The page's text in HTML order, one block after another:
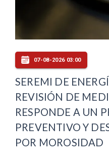
07-08-2026 03:00
SEREMI DE
REVISIÓN DE
RESPONDE A UN
PREVENTIVO Y
POR MOROSIDAD